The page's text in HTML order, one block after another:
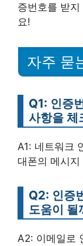
증번호를 받
요!
자주 묻
Q1: 인증
사항을 체
A1: 네트워크
대폰의 메시
Q2: 인증
도움이 될
A2: 이메일로